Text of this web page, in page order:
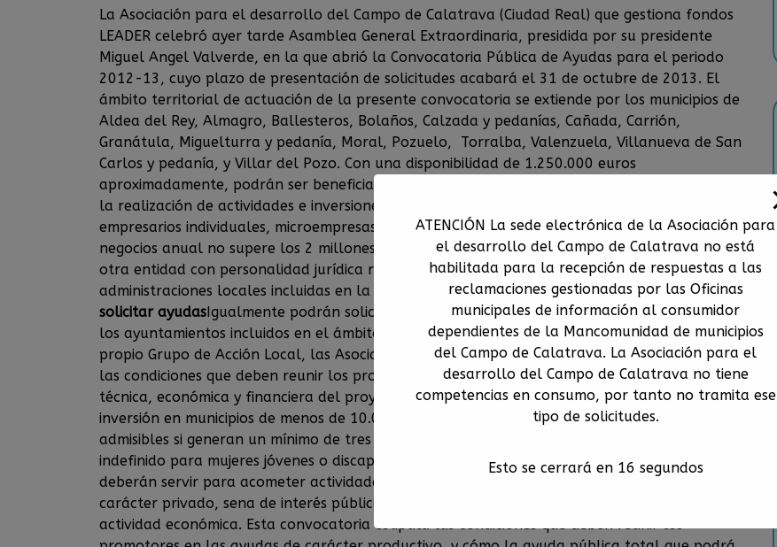
La Asociación para el desarrollo del Campo de Calatrava (Ciudad Real) que gestiona fondos
LEADER celebró ayer tarde Asamblea General Extraordinaria, presidida por su presidente
Miguel Angel Valverde, en la que abrió la Convocatoria Pública de Ayudas para el periodo
2012-13, cuyo plazo de presentación de solicitudes acabará el 31 de octubre de 2013. El
ámbito territorial de actuación de la presente convocatoria se extiende por los municipios de
Aldea del Rey, Almagro, Ballesteros, Bolaños, Calzada y pedanías, Cañada, Carrión,
Granátula, Miguelturra y pedanía, Moral, Pozuelo, Torralba, Valenzuela, Villanueva de San
Carlos y pedanía, y Villar del Pozo. Con una disponibilidad de 1.250.000 euros
aproximadamente, podrán ser beneficiarios y solicitar ayudas con cargo a este programa para
la realización de actividades e inversiones de carácter productivo, las personas físicas,
empresarios individuales, microempresas (de menos de 10 trabajadores y cuyo volumen de
negocios anual no supere los 2 millones de euros), asociaciones sin ánimo de lucro y cualquier
otra entidad con personalidad jurídica recogida en la legislación vigente, así como las
administraciones locales incluidas en la zona de intervención del grupo. Quienes podrá
solicitar ayudas Igualmente podrán solicitar ayudas para actividades de carácter no productivo
los ayuntamientos incluidos en el ámbito de intervención de la Asociación, Mancomunidad, el
propio Grupo de Acción Local, las Asociaciones sin ánimo de lucro y las personas físicas. Entre
las condiciones que deben reunir los proyectos de carácter productivo están la viabilidad
técnica, económica y financiera del proyecto, que mantengan o generen empleo; y realizar la
inversión en municipios de menos de 10.000 habitantes, y los de más de 10.000 sólo serán
admisibles si generan un mínimo de tres puestos de trabajo a jornada completa con carácter
indefinido para mujeres jóvenes o discapacitados. En cuanto a las actividades no productivas,
deberán servir para acometer actividades e inversiones de carácter público o que, pese a tener
carácter privado, sena de interés público o colectivo, y no constituyan por sí misma una
actividad económica. Esta convocatoria estipula las condiciones que deben reunir los
ATENCIÓN La sede electrónica de la Asociación para
el desarrollo del Campo de Calatrava no está
habilitada para la recepción de respuestas a las
reclamaciones gestionadas por las Oficinas
municipales de información al consumidor
dependientes de la Mancomunidad de municipios
del Campo de Calatrava. La Asociación para el
desarrollo del Campo de Calatrava no tiene
competencias en consumo, por tanto no tramita ese
tipo de solicitudes.
Esto se cerrará en 15 segundos